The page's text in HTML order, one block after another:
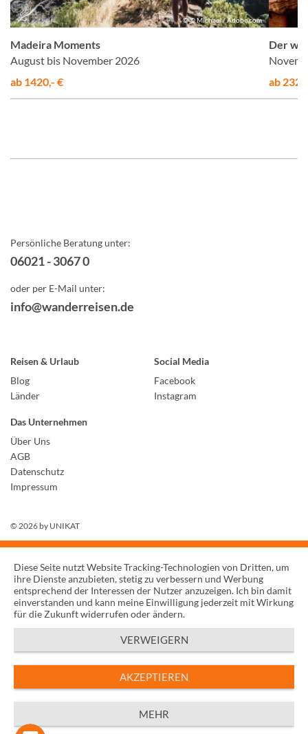
© © Michael / Adobe.com
Madeira Moments
August bis November 2026
ab 1420,- €
Der
ab
Persönliche Beratung unter:
06021 - 3067 0
oder per E-Mail unter:
info@wanderreisen.de
Reisen & Urlaub
Blog
Länder
Social Media
Facebook
Instagram
Das Unternehmen
Über Uns
AGB
Datenschutz
Impressum
© 2026 by UNIKAT
Diese Seite nutzt Website Tracking-Technologien von Dritten, um
ihre Dienste anzubieten, stetig zu verbessern und Werbung
entsprechend der Interessen der Nutzer anzuzeigen. Ich bin damit
einverstanden und kann meine Einwilligung jederzeit mit Wirkung
für die Zukunft widerrufen oder ändern.
VERWEIGERN
AKZEPTIEREN
MEHR